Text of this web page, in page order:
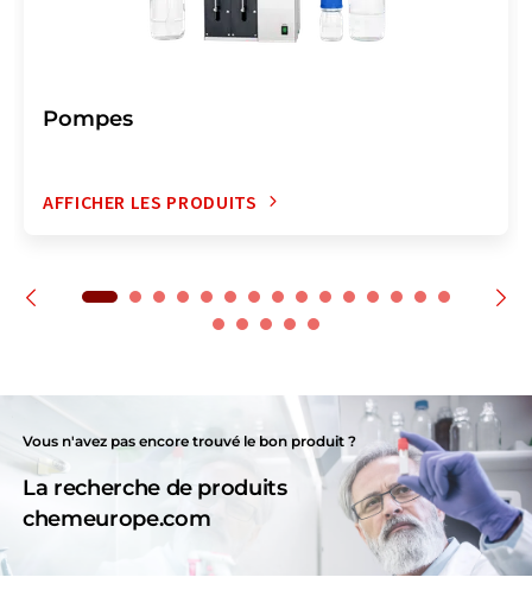
Pompes
AFFICHER LES PRODUITS
Vous n'avez pas encore trouvé le bon produit ?
La recherche de produits
chemeurope.com